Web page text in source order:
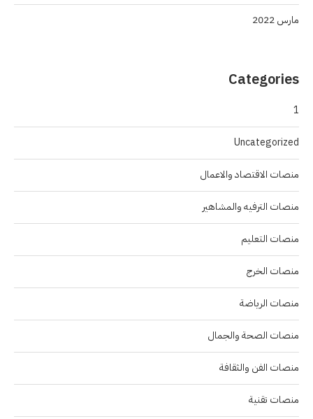
مارس 2022
Categories
1
Uncategorized
منصات الاقتصاد والاعمال
منصات الترفيه والمشاهير
منصات التعليم
منصات الخرج
منصات الرياضة
منصات الصحة والجمال
منصات الفن والثقافة
منصات تقنية